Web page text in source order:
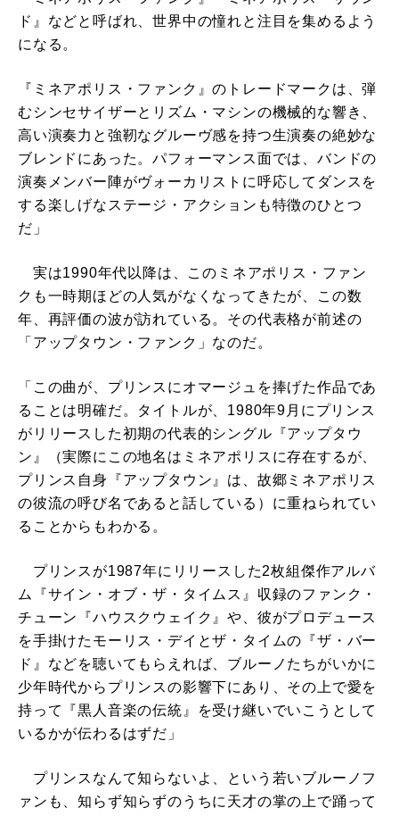
ド』などと呼ばれ、世界中の憧れと注目を集めるよう
になる。
『ミネアポリス・ファンク』のトレードマークは、弾
むシンセサイザーとリズム・マシンの機械的な響き、
高い演奏力と強靭なグルーヴ感を持つ生演奏の絶妙な
ブレンドにあった。パフォーマンス面では、バンドの
演奏メンバー陣がヴォーカリストに呼応してダンスを
する楽しげなステージ・アクションも特徴のひとつ
だ」
実は1990年代以降は、このミネアポリス・ファン
クも一時期ほどの人気がなくなってきたが、この数
年、再評価の波が訪れている。その代表格が前述の
「アップタウン・ファンク」なのだ。
「この曲が、プリンスにオマージュを捧げた作品であ
ることは明確だ。タイトルが、1980年9月にプリンス
がリリースした初期の代表的シングル『アップタウ
ン』（実際にこの地名はミネアポリスに存在するが、
プリンス自身『アップタウン』は、故郷ミネアポリス
の彼流の呼び名であると話している）に重ねられてい
ることからもわかる。
プリンスが1987年にリリースした2枚組傑作アルバ
ム『サイン・オブ・ザ・タイムス』収録のファンク・
チューン『ハウスクウェイク』や、彼がプロデュース
を手掛けたモーリス・デイとザ・タイムの『ザ・バー
ド』などを聴いてもらえれば、ブルーノたちがいかに
少年時代からプリンスの影響下にあり、その上で愛を
持って『黒人音楽の伝統』を受け継いでいこうとして
いるかが伝わるはずだ」
プリンスなんて知らないよ、という若いブルーノフ
ァンも、知らず知らずのうちに天才の掌の上で踊って